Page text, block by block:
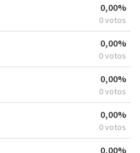
0,00%
0 votos
0,00%
0 votos
0,00%
0 votos
0,00%
0 votos
0,00%